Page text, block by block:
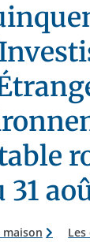
31
maison